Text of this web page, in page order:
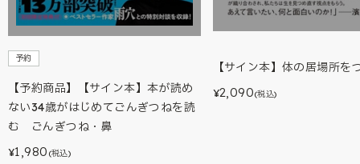
予約
【予約商品】【サイン本】本が読め
ない34歳がはじめてごんぎつねを読
む ごんぎつね・鼻
¥1,980 (税込)
【サイン本】体の居場所を
¥2,090(税込)